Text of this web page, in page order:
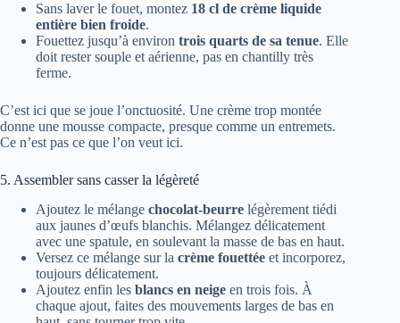
Sans laver le fouet, montez 18 cl de crème liquide
entière bien froide.
Fouettez jusqu’à environ trois quarts de sa tenue. Elle
doit rester souple et aérienne, pas en chantilly très
ferme.
C’est ici que se joue l’onctuosité. Une crème trop montée
donne une mousse compacte, presque comme un entremets.
Ce n’est pas ce que l’on veut ici.
5. Assembler sans casser la légèreté
Ajoutez le mélange chocolat-beurre légèrement tiédi
aux jaunes d’œufs blanchis. Mélangez délicatement
avec une spatule, en soulevant la masse de bas en haut.
Versez ce mélange sur la crème fouettée et incorporez,
toujours délicatement.
Ajoutez enfin les blancs en neige en trois fois. À
chaque ajout, faites des mouvements larges de bas en